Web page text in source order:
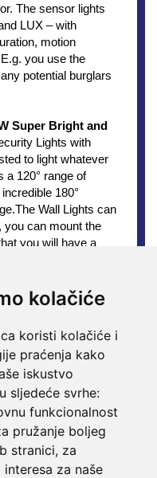
kolačiće
koristi kolačiće i
praćenja kako
iskustvo
sljedeće svrhe:
funkcionalnost
pružanje boljeg
stranici, za
interesa za naše